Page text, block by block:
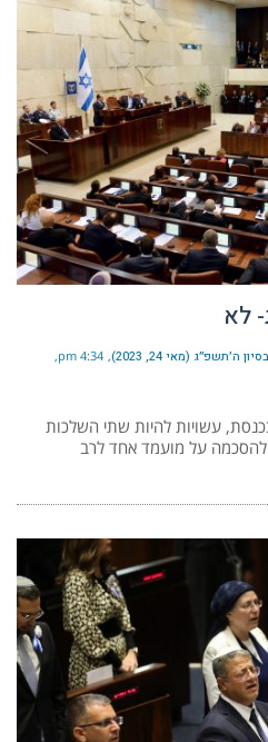
לא
ה׳תשפ״ג (מאי 24, 2023) 4:34 pm
עשויות להיות שתי השלכות
על מועמד אחד לרב